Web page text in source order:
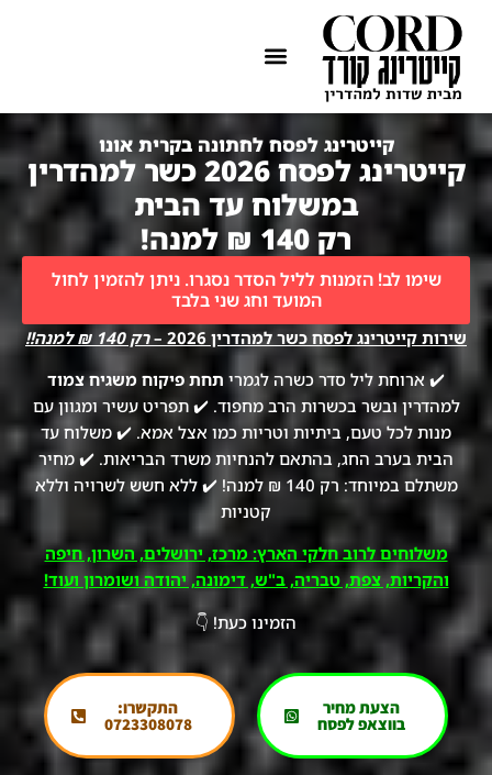
קייטרינג לפסח לחתונה בקרית אונו
קייטרינג לפסח 2026 כשר למהדרין
במשלוח עד הבית
רק 140 ₪ למנה!
שימו לב! הזמנות לליל הסדר נסגרו. ניתן להזמין לחול
המועד וחג שני בלבד
שירות קייטרינג לפסח כשר למהדרין 2026 –
רק 140 ₪ למנה!!
✔️ ארוחת ליל סדר כשרה לגמרי תחת פיקוח משגיח צמוד
למהדרין ובשר בכשרות הרב מחפוד. ✔️ תפריט עשיר ומגוון עם
מנות לכל טעם, ביתיות וטריות כמו אצל אמא. ✔️ משלוח עד
הבית בערב החג, בהתאם להנחיות משרד הבריאות. ✔️ מחיר
משתלם במיוחד: רק 140 ₪ למנה! ✔️ ללא חשש לשרויה וללא
קטניות
משלוחים לרוב חלקי הארץ: מרכז, ירושלים, השרון, חיפה
והקריות, צפת, טבריה, ב"ש, דימונה, יהודה ושומרון ועוד!
הזמינו כעת! 👇
הצעת מחיר
בווצאפ לפסח
התקשרו:
0723308078